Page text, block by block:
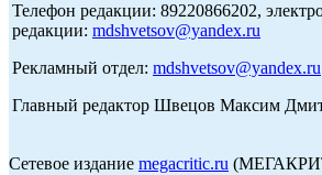
Телефон редакции: 89220866202,
редакции: mdshvetsov@yandex.ru
Рекламный отдел: mdshvetsov@yandex.ru
Главный редактор Швецов Максим
Сетевое издание megacritic.ru